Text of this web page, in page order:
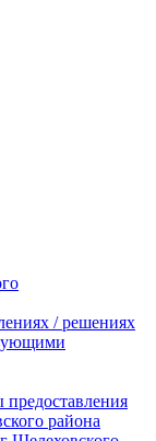
/ решениях
района